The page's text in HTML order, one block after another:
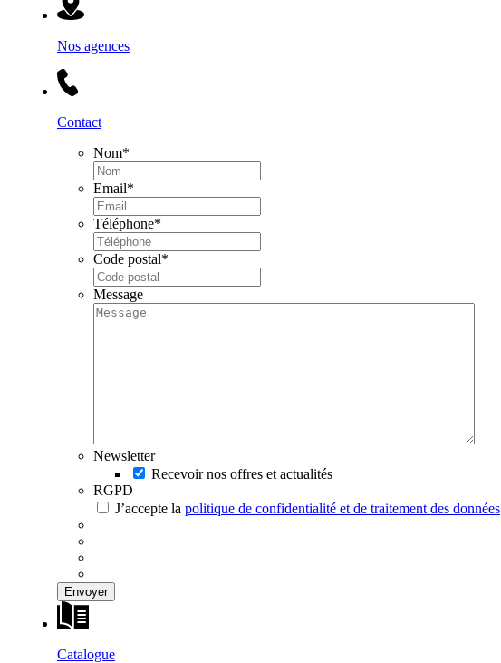
Nos agences
Contact
Nom*
Email*
Téléphone*
Code postal*
Message
Newsletter
Recevoir nos offres et actualités
RGPD
J’accepte la politique de confidentialité et de traitement des données
Catalogue